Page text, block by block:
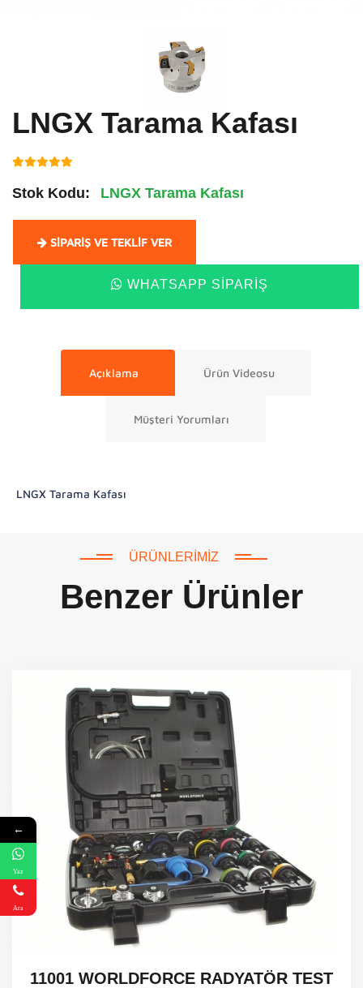
LNGX Tarama Kafası
Stok Kodu: LNGX Tarama Kafası
SIPARIŞ VE TEKLIF VER
WHATSAPP SIPARIŞ
Açıklama Ürün Videosu
Müşteri Yorumları
LNGX Tarama Kafası
ÜRÜNLERIMIZ
Benzer Ürünler
11001 WORLDFORCE RADYATÖR TEST
←
Yaz
Ara